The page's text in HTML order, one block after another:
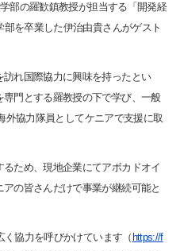
部の羅歓鎮教授が担当する「開発経
を卒業した伊治由貴さんがゲスト
れ国際協力に興味を持ったとい
門とする羅教授の下で学び、一般
外協力隊員としてケニアで支援に取
ため、現地企業にてアボカドオイ
の皆さんだけで事業が継続可能と
く協力を呼びかけています（ https://f